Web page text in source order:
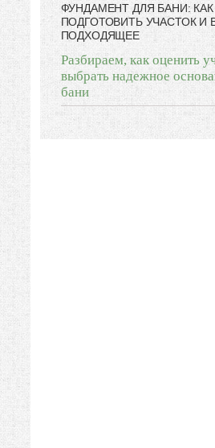
ФУНДАМЕНТ ДЛЯ БАНИ: КАК
ПОДГОТОВИТЬ УЧАСТОК И
ПОДХОДЯЩЕЕ
Разбираем, как оценить
выбрать надежное
бани